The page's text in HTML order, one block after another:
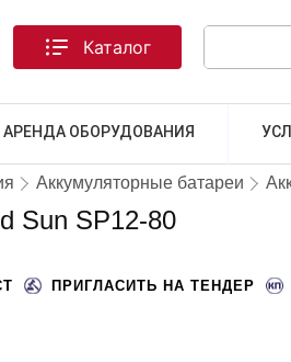
АРЕНДА ОБОРУДОВАНИЯ
Каталог
Аккумуляторные батареи
Sun SP12-80
ПРИГЛАСИТЬ НА ТЕНДЕР